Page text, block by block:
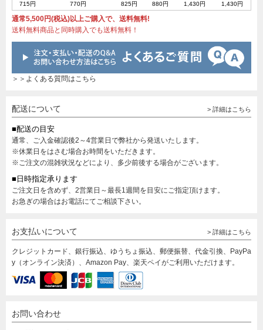
715円 770円 825円 880円 1,430円 1,430円
通常5,500円(税込)以上ご購入で、送料無料!
送料無料商品と同時購入でも送料無料！
＞＞よくある質問はこちら
配送について > 詳細はこちら
■配送の目安
通常、ご入金確認後2～4営業日で弊社から発送いたします。
※休業日をはさむ場合お時間をいただきます。
※ご注文の混雑状況などにより、多少前後する場合がございます。
■日時指定承ります
ご注文日を含めず、2営業日～最長1週間を目安にご指定頂けます。
お急ぎの場合はお電話にてご相談下さい。
お支払いについて > 詳細はこちら
クレジットカード、銀行振込、ゆうちょ振込、郵便振替、代金引換、PayPa
y（オンライン決済）、Amazon Pay、楽天ペイがご利用いただけます。
お問い合わせ